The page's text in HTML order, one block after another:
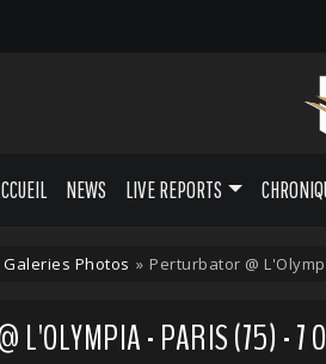
NEWS LIVE REPORTS
Galeries Photos » Perturbator @
L'OLYMPIA - PARIS (75) - 7